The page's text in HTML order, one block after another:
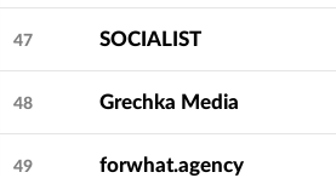
47 SOCIALIST
48 Grechka Media
49 forwhat.agency